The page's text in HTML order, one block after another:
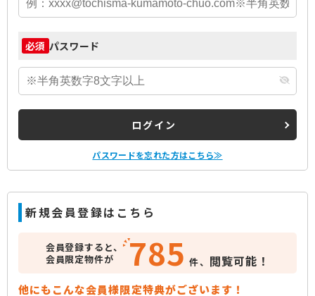
必須 パスワード
ログイン
パスワードを忘れた方はこちら≫
新規会員登録はこちら
会員登録すると、
会員限定物件が
785 件、 閲覧可能！
他にもこんな会員様限定特典がございます！